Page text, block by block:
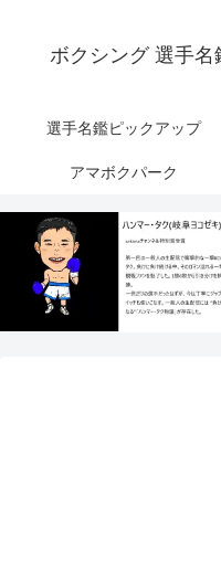
ボクシング 選手
選手名鑑ピックアップ
アマボクパーク